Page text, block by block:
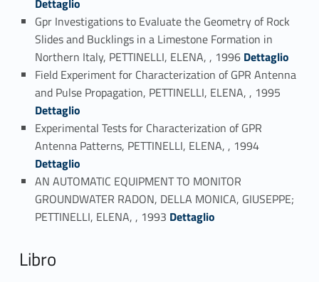
Gpr Investigations to Evaluate the Geometry of Rock
Slides and Bucklings in a Limestone Formation in
Northern Italy, PETTINELLI, ELENA, , 1996 Link identifier #identifier_person_24314-86
Dettaglio
Field Experiment for Characterization of GPR Antenna
and Pulse Propagation, PETTINELLI, ELENA, , 1995
Dettaglio
Experimental Tests for Characterization of GPR
Antenna Patterns, PETTINELLI, ELENA, , 1994
Dettaglio
AN AUTOMATIC EQUIPMENT TO MONITOR
GROUNDWATER RADON, DELLA MONICA, GIUSEPPE;
PETTINELLI, ELENA, , 1993 Link identifier #identifier_person_116113-89
Dettaglio
Libro